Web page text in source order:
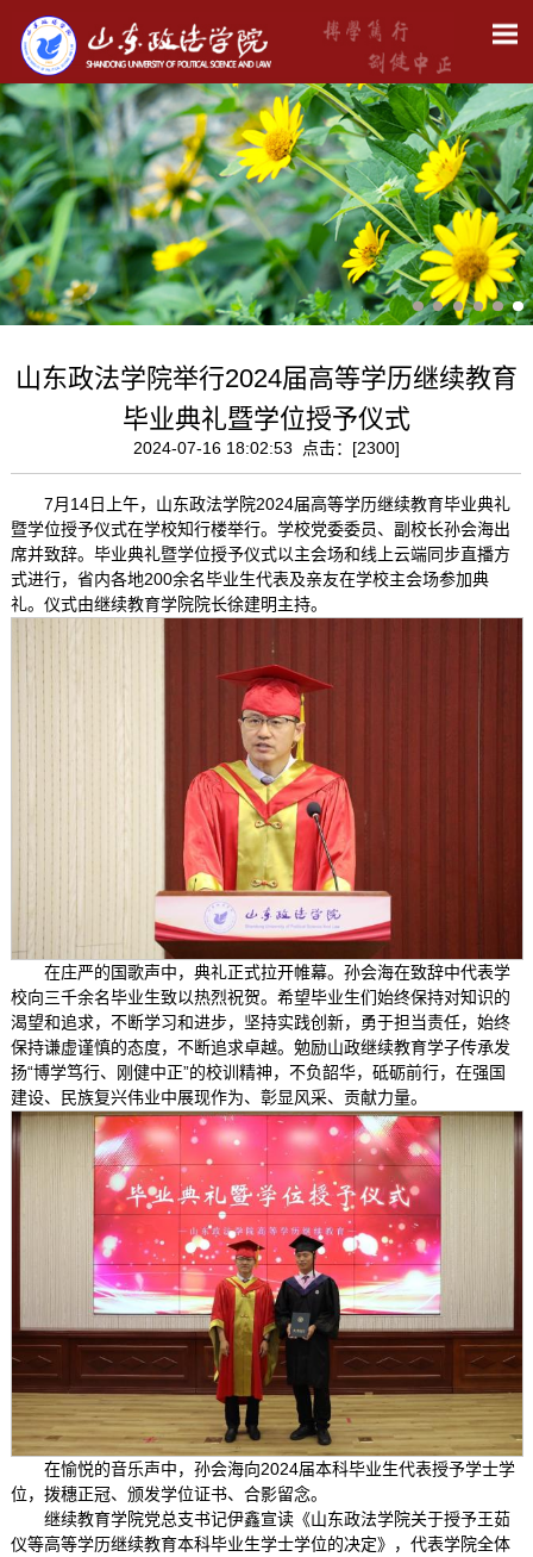
山东政法学院举行2024届高等学历继续教育
毕业典礼暨学位授予仪式
2024-07-16 18:02:53 点击：[2300]
7月14日上午，山东政法学院2024届高等学历继续教育毕业典礼
暨学位授予仪式在学校知行楼举行。学校党委委员、副校长孙会海出
席并致辞。毕业典礼暨学位授予仪式以主会场和线上云端同步直播方
式进行，省内各地200余名毕业生代表及亲友在学校主会场参加典
礼。仪式由继续教育学院院长徐建明主持。
在庄严的国歌声中，典礼正式拉开帷幕。孙会海在致辞中代表学
校向三千余名毕业生致以热烈祝贺。希望毕业生们始终保持对知识的
渴望和追求，不断学习和进步，坚持实践创新，勇于担当责任，始终
保持谦虚谨慎的态度，不断追求卓越。勉励山政继续教育学子传承发
扬“博学笃行、刚健中正”的校训精神，不负韶华，砥砺前行，在强国
建设、民族复兴伟业中展现作为、彰显风采、贡献力量。
在愉悦的音乐声中，孙会海向2024届本科毕业生代表授予学士学
位，拨穗正冠、颁发学位证书、合影留念。
继续教育学院党总支书记伊鑫宣读《山东政法学院关于授予王茹
仪等高等学历继续教育本科毕业生学士学位的决定》，代表学院全体